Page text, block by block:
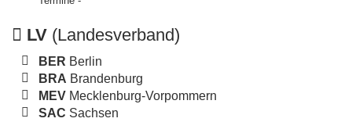
LV (Landesverband)
BER Berlin
BRA Brandenburg
MEV Mecklenburg-Vorpommern
SAC Sachsen